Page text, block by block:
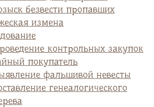
безвести пропавших
измена
контрольных закупок
покупатель
фальшивой невесты
генеалогического